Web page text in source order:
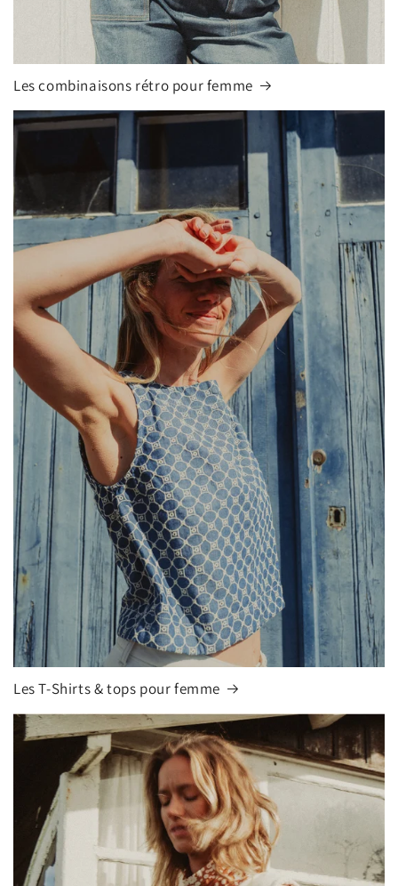
Les combinaisons rétro pour femme
Les T-Shirts & tops pour femme